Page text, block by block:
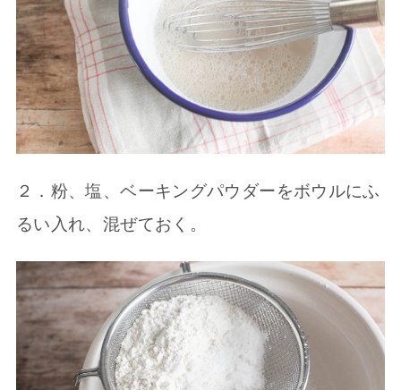
２．粉、塩、ベーキングパウダーをボウルにふ
るい入れ、混ぜておく。